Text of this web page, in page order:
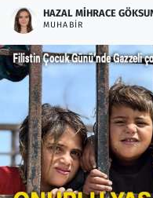
HAZAL MIHRACE
MUHABIR
Oyun
Ramazan
Resmi İlanlar
Rüya Tabirleri
Sağlık